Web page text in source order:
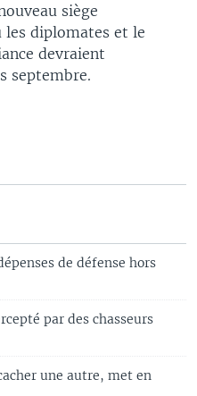
siège
diplomates et le
devraient
septembre.
de défense hors
par des chasseurs
une autre, met en